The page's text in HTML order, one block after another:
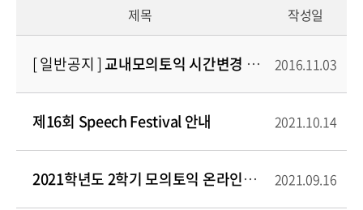
제목 작성일
[ 일반공지 ] 교내모의토익 시간변경 안내 2016.11.03
제16회 Speech Festival 안내 2021.10.14
2021학년도 2학기 모의토익 온라인응시 및 성적조회 방법(오프라인 시행안함) 2021.09.16